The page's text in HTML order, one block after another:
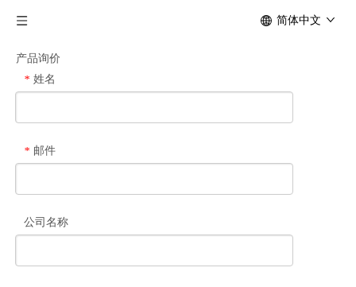
简体中文
产品询价
* 姓名
* 邮件
公司名称